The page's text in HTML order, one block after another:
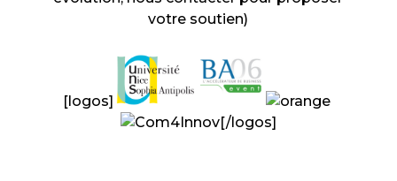
votre soutien)
[logos]
[/logos]